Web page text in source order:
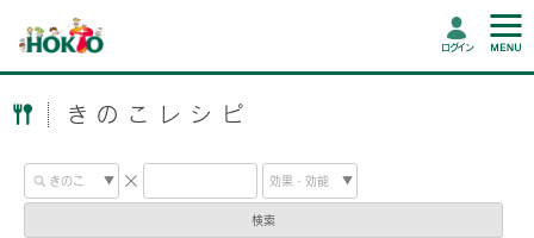
ログイン
きのこレシピ
検索